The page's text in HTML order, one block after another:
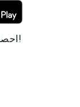
احصل على مكتبة التمارين في جيبك!